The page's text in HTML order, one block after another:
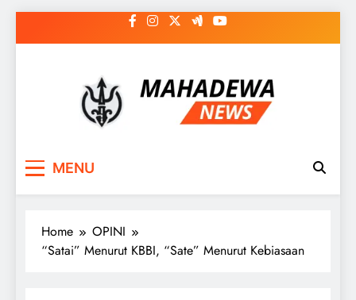
to
MAHADEWA NEWS
MENU
Home
OPINI
“Satai” Menurut KBBI, “Sate” Menurut Kebiasaan